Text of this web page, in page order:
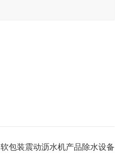
软包装震动沥水机产品除水设备